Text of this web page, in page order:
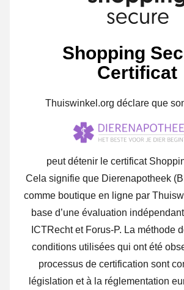
Shopping
Certificat
Thuiswinkel.org déclare que
peut détenir le certificat
Cela signifie que Dierenapotheek
comme boutique en ligne par
base d’une évaluation
ICTRecht et Forus-P. La méthode
conditions utilisées qui ont été
processus de certification sont
législation et à la réglementation